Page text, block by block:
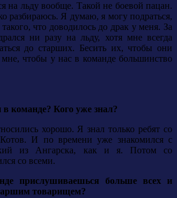
на льду вообще. Такой не боевой пацан.
разбираюсь. Я думаю, я могу подраться,
что доводилось до драк у меня. За
ни разу на льду, хотя мне всегда
до старших. Бесить их, чтобы они
мне, чтобы у нас в команде большинство
команде? Кого уже знал?
хорошо. Я знал только ребят со
И по времени уже знакомился с
из Ангарска, как и я. Потом со
со всеми.
прислушиваешься больше всех и
товарищем?